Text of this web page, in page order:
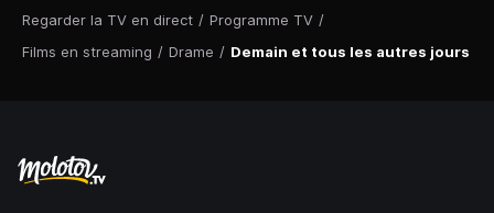
Regarder la TV en direct / Programme TV /
Films en streaming / Drame / Demain et tous les autres jours